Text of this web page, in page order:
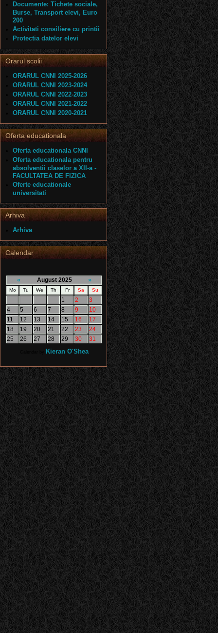
Documente: Tichete sociale,
Burse, Transport elevi, Euro
200
Activitati consiliere cu printii
Protectia datelor elevi
Orarul scolii
ORARUL CNNI 2025-2026
ORARUL CNNI 2023-2024
ORARUL CNNI 2022-2023
ORARUL CNNI 2021-2022
ORARUL CNNI 2020-2021
Oferta educationala
Oferta educationala CNNI
Oferta educationala pentru
absolventii claselor a XII-a -
FACULTATEA DE FIZICA
Oferte educationale
universitati
Arhiva
Arhiva
Calendar
« August 2025 »
Mo Tu We Th Fr Sa Su
1 2
3
4
5 6 7 8 9
10
11
12 13 14 15 16
17
18
19 20 21 22 23
24
25
26 27 28 29 30 31
Kieran O'Shea